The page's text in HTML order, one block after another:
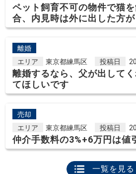
ペット飼育不可の物件で猫
合、内見時は外に出した方
離婚
エリア
東京都練馬区 投稿日
離婚するなら、父が出して
てほしいです
売却
エリア
東京都練馬区 投稿日
仲介手数料の3%+6万円は値
一覧を見る